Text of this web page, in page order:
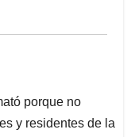
porque no
y residentes de la